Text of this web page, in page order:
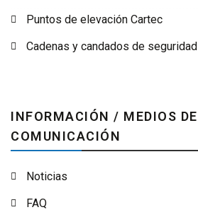
Puntos de elevación Cartec
Cadenas y candados de seguridad
INFORMACIÓN / MEDIOS DE
COMUNICACIÓN
Noticias
FAQ